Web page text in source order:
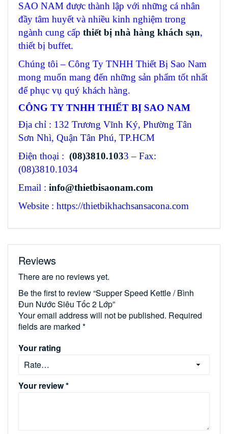
SAO NAM được thành lập với những cá nhân
đầy tâm huyết và nhiều kinh nghiệm trong
ngành cung cấp thiết bị nhà hàng khách sạn,
thiết bị buffet.
Chúng tôi – Công Ty TNHH Thiết Bị Sao Nam
mong muốn mang đến những sản phẩm tốt nhất
để phục vụ quý khách hàng.
CÔNG TY TNHH THIẾT BỊ SAO NAM
Địa chỉ : 132 Trương Vĩnh Ký, Phường Tân
Sơn Nhì, Quận Tân Phú, TP.HCM
Điện thoại : (08)3810.1033 – Fax:
(08)3810.1034
Email : info@thietbisaonam.com
Website : https://thietbikhachsansacona.com
Reviews
There are no reviews yet.
Be the first to review “Supper Speed Kettle / Bình
Đun Nước Siêu Tốc 2 Lớp”
Your email address will not be published. Required
fields are marked *
Your rating
Your review*